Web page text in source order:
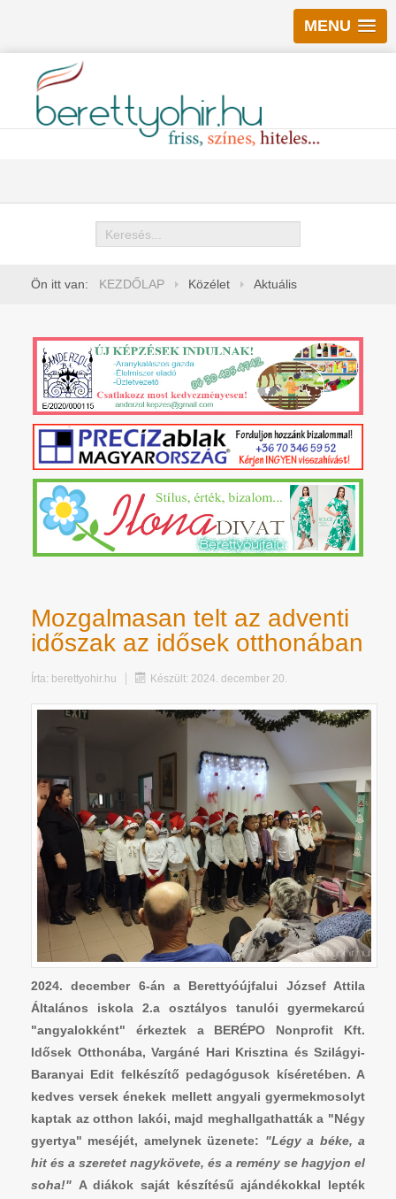
MENU
Keresés
Ön itt van: KEZDŐLAP Közélet Aktuális
Mozgalmasan telt az adventi
időszak az idősek otthonában
Írta: berettyohir.hu Készült: 2024. december 20.
2024. december 6-án a Berettyóújfalui József Attila
Általános iskola 2.a osztályos tanulói gyermekarcú
"angyalokként" érkeztek a BERÉPO Nonprofit Kft.
Idősek Otthonába, Vargáné Hari Krisztina és Szilágyi-
Baranyai Edit felkészítő pedagógusok kíséretében. A
kedves versek énekek mellett angyali gyermekmosolyt
kaptak az otthon lakói, majd meghallgathatták a "Négy
gyertya" meséjét, amelynek üzenete: "Légy a béke, a
hit és a szeretet nagykövete, és a remény se hagyjon el
soha!" A diákok saját készítésű ajándékokkal lepték